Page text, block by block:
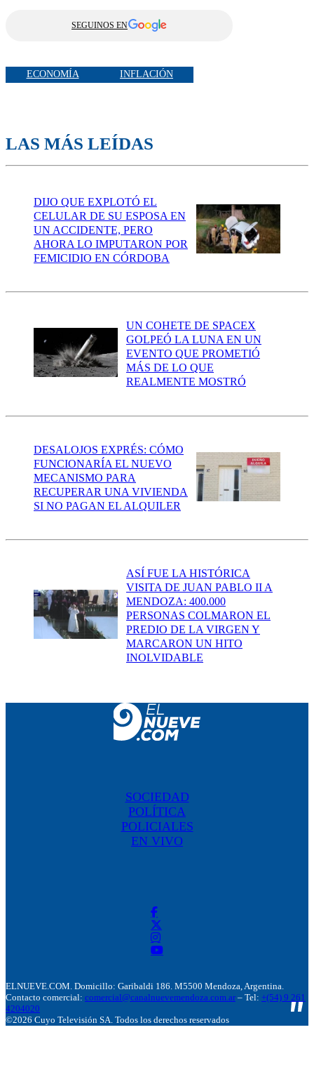
SEGUINOS EN
ECONOMÍA INFLACIÓN
LAS MÁS LEÍDAS
DIJO QUE EXPLOTÓ EL
CELULAR DE SU ESPOSA EN
UN ACCIDENTE, PERO
AHORA LO IMPUTARON POR
FEMICIDIO EN CÓRDOBA
UN COHETE DE SPACEX
GOLPEÓ LA LUNA EN UN
EVENTO QUE PROMETIÓ
MÁS DE LO QUE
REALMENTE MOSTRÓ
DESALOJOS EXPRÉS: CÓMO
FUNCIONARÍA EL NUEVO
MECANISMO PARA
RECUPERAR UNA VIVIENDA
SI NO PAGAN EL ALQUILER
ASÍ FUE LA HISTÓRICA
VISITA DE JUAN PABLO II A
MENDOZA: 400.000
PERSONAS COLMARON EL
PREDIO DE LA VIRGEN Y
MARCARON UN HITO
INOLVIDABLE
SOCIEDAD
POLÍTICA
POLICIALES
EN VIVO
ELNUEVE.COM. Domicillo: Garibaldi 186. M5500 Mendoza, Argentina.
Contacto comercial: comercial@canalnuevemendoza.com.ar – Tel: +(54) 9 261
4204020
©2026 Cuyo Televisión SA. Todos los derechos reservados